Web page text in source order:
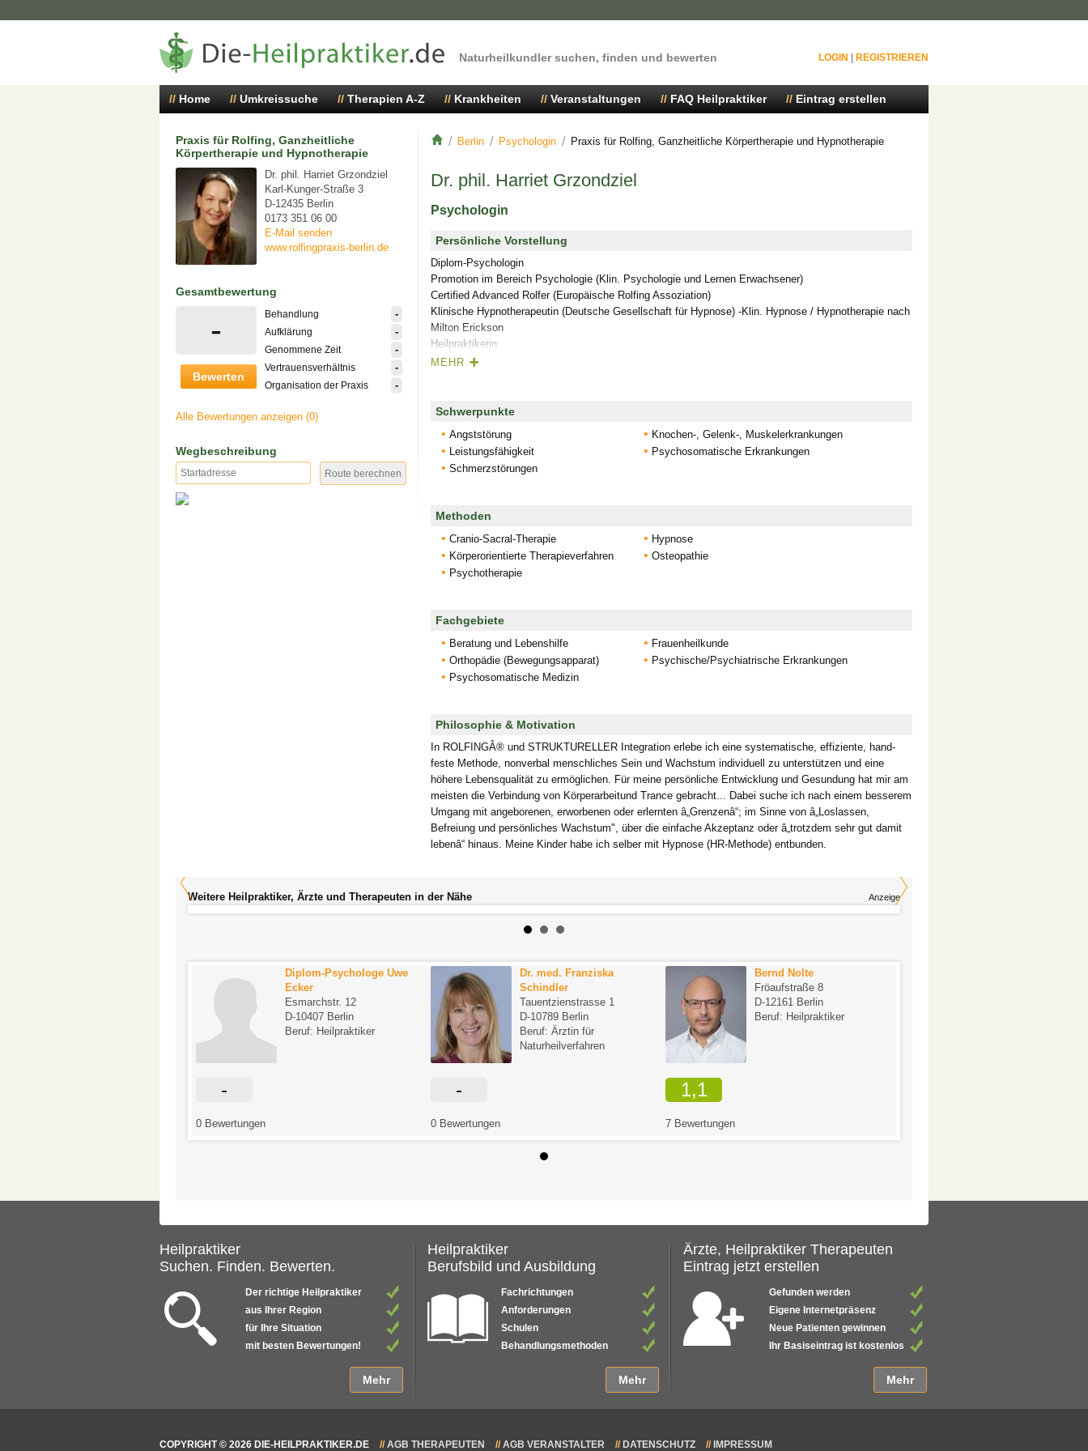
Naturheilkundler suchen, finden und bewerten LOGIN REGISTRIEREN
Home Umkreissuche Therapien A-Z Krankheiten Veranstaltungen FAQ Heilpraktiker Eintrag erstellen
Praxis für Rolfing, Ganzheitliche
Körpertherapie und Hypnotherapie
Dr. phil. Harriet Grzondziel
Karl-Kunger-Straße 3
D-12435 Berlin
0173 351 06 00
E-Mail senden
www.rolfingpraxis-berlin.de
Gesamtbewertung
-
Bewerten
Behandlung -
Aufklärung -
Genommene Zeit -
Vertrauensverhältnis -
Organisation der Praxis -
Alle Bewertungen anzeigen (0)
Wegbeschreibung
Berlin Psychologin Praxis für Rolfing, Ganzheitliche Körpertherapie und Hypnotherapie
Dr. phil. Harriet Grzondziel
Psychologin
Persönliche Vorstellung
Diplom-Psychologin
Promotion im Bereich Psychologie (Klin. Psychologie und Lernen Erwachsener)
Certified Advanced Rolfer (Europäische Rolfing Assoziation)
Klinische Hypnotherapeutin (Deutsche Gesellschaft für Hypnose) -Klin. Hypnose / Hypnotherapie nach
Milton Erickson
Heilpraktikerin
Zertifiziert für die Geburtsvorbereitung/Geburt mit Hypnose bei der Deutschen Gesellschaft für
gesetzl. Krankenkassen)
Weitere Schwerpunkte
Prävention/Vorsorge Stressbewältigung (anerkannt durch gesetzl. Krankenkassen)
Ängste, Gewohnheiten und Abhängigkeiten
Kontakt- und Beziehungsarbeit, Konfliktklärung
depressive Reaktionen, Hemmungen, Zwänge
MEHR
Schwerpunkte
Angststörung
Knochen-, Gelenk-, Muskelerkrankungen
Leistungsfähigkeit
Psychosomatische Erkrankungen
Schmerzstörungen
Methoden
Cranio-Sacral-Therapie
Hypnose
Körperorientierte Therapieverfahren
Osteopathie
Psychotherapie
Fachgebiete
Beratung und Lebenshilfe
Frauenheilkunde
Orthopädie (Bewegungsapparat)
Psychische/Psychiatrische Erkrankungen
Psychosomatische Medizin
Philosophie & Motivation
In ROLFINGÂ® und STRUKTURELLER Integration erlebe ich eine systematische, effiziente, hand-
feste Methode, nonverbal menschliches Sein und Wachstum individuell zu unterstützen und eine
höhere Lebensqualität zu ermöglichen. Für meine persönliche Entwicklung und Gesundung hat mir am
meisten die Verbindung von Körperarbeitund Trance gebracht... Dabei suche ich nach einem besserem
Umgang mit angeborenen, erworbenen oder erlernten â„Grenzenâ“; im Sinne von â„Loslassen,
Befreiung und persönliches Wachstum", über die einfache Akzeptanz oder â„trotzdem sehr gut damit
lebenâ“ hinaus. Meine Kinder habe ich selber mit Hypnose (HR-Methode) entbunden.
Weitere Heilpraktiker, Ärzte und Therapeuten in der Nähe Anzeige
-
0 Bewertungen
Diplom-Psychologe Uwe
Ecker
Esmarchstr. 12
D-10407 Berlin
Beruf: Heilpraktiker
-
0 Bewertungen
Dr. med. Franziska
Schindler
Tauentzienstrasse 1
D-10789 Berlin
Beruf: Ärztin für
Naturheilverfahren
1,1
7 Bewertungen
Bernd Nolte
Fröaufstraße 8
D-12161 Berlin
Beruf: Heilpraktiker
Heilpraktiker
Suchen. Finden. Bewerten.
Der richtige Heilpraktiker
aus Ihrer Region
für Ihre Situation
mit besten Bewertungen!
Mehr
Heilpraktiker
Berufsbild und Ausbildung
Fachrichtungen
Anforderungen
Schulen
Behandlungsmethoden
Mehr
Ärzte, Heilpraktiker Therapeuten
Eintrag jetzt erstellen
Gefunden werden
Eigene Internetpräsenz
Neue Patienten gewinnen
Ihr Basiseintrag ist kostenlos
Mehr
COPYRIGHT © 2026 DIE-HEILPRAKTIKER.DE AGB THERAPEUTEN AGB VERANSTALTER DATENSCHUTZ IMPRESSUM